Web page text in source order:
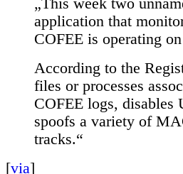
application that
COFEE is operating
According to the
files or processes
COFEE logs, disables
spoofs a variety of
tracks.“
[via]